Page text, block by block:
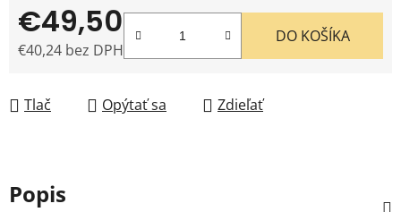
€49,50
€40,24 bez DPH
DO KOŠÍKA
Tlač Opýtať sa Zdieľať
Popis